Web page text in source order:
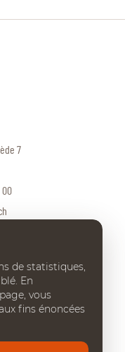
7
00
réservés
with IceCube2.Net
de statistiques,
En
vous
fins énoncées